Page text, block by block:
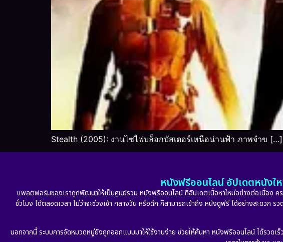
Stealth (2005): งานไซไฟบล็อกบัสเตอร์เหนือน่านฟ้า ภาพจำข […]
หนังฟรีออนไลน์ อัปเดตหนังใ
แพลตฟอร์มของเราถูกพัฒนาให้เป็นศูนย์รวม หนังฟรีออนไลน์ ที่อัปเดตเนื้อหาใหม่อย่างต่อเนื่อง
ชั่วโมง ได้ตลอดเวลา ไม่ว่าจะช่วงเช้า กลางวัน หรือดึก ก็สามารถเข้าถึง หนังดูฟรี ได้อย่างสะดว
นอกจากนี้ ระบบการจัดหมวดหมู่ยังถูกออกแบบมาให้ใช้งานง่าย ช่วยให้ค้นหา หนังฟรีออนไลน์ ได้รว